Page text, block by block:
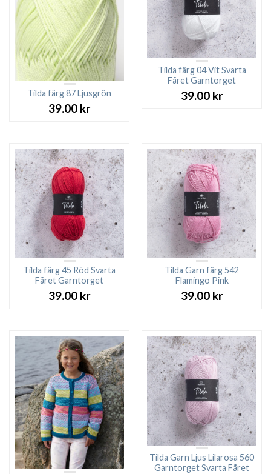
Tilda färg 87 Ljusgrön
39.00 kr
Tilda färg 04 Vit Svarta
Fåret Garntorget
39.00 kr
Tilda färg 45 Röd Svarta
Fåret Garntorget
39.00 kr
Tilda Garn färg 542
Flamingo Pink
39.00 kr
Tilda Garn Ljus Lilarosa 560
Garntorget Svarta Fåret